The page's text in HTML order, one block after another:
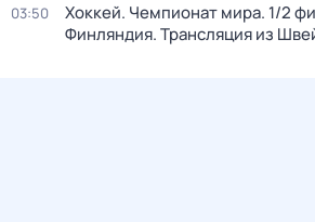
03:50
Хоккей. Чемпионат мира. 1/2
Финляндия. Трансляция из